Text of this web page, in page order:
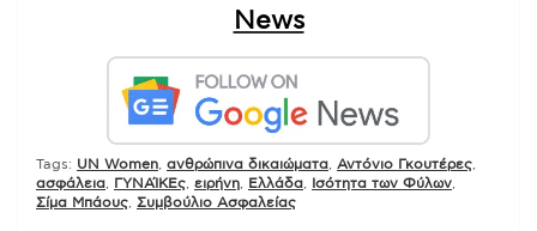
News
Tags: UN Women ανθρώπινα δικαιώματα Αντόνιο Γκουτέρες
ασφάλεια
ΓΥΝΑΊΚΕς ειρήνη Ελλάδα Ισότητα των Φύλων
Σίμα Μπάους
Συμβούλιο Ασφαλείας